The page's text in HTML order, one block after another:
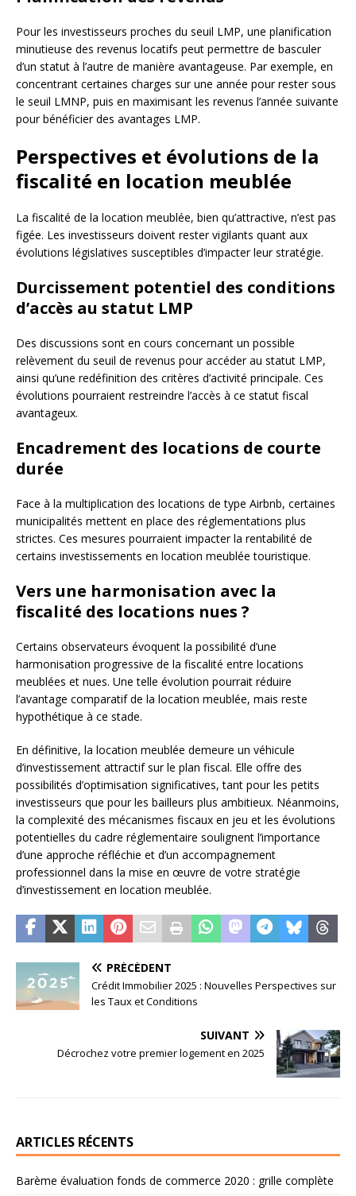
Pour les investisseurs proches du seuil LMP, une planification
minutieuse des revenus locatifs peut permettre de basculer
d’un statut à l’autre de manière avantageuse. Par exemple, en
concentrant certaines charges sur une année pour rester sous
le seuil LMNP, puis en maximisant les revenus l’année suivante
pour bénéficier des avantages LMP.
Perspectives et évolutions de la
fiscalité en location meublée
La fiscalité de la location meublée, bien qu’attractive, n’est pas
figée. Les investisseurs doivent rester vigilants quant aux
évolutions législatives susceptibles d’impacter leur stratégie.
Durcissement potentiel des conditions
d’accès au statut LMP
Des discussions sont en cours concernant un possible
relèvement du seuil de revenus pour accéder au statut LMP,
ainsi qu’une redéfinition des critères d’activité principale. Ces
évolutions pourraient restreindre l’accès à ce statut fiscal
avantageux.
Encadrement des locations de courte
durée
Face à la multiplication des locations de type Airbnb, certaines
municipalités mettent en place des réglementations plus
strictes. Ces mesures pourraient impacter la rentabilité de
certains investissements en location meublée touristique.
Vers une harmonisation avec la
fiscalité des locations nues ?
Certains observateurs évoquent la possibilité d’une
harmonisation progressive de la fiscalité entre locations
meublées et nues. Une telle évolution pourrait réduire
l’avantage comparatif de la location meublée, mais reste
hypothétique à ce stade.
En définitive, la location meublée demeure un véhicule
d’investissement attractif sur le plan fiscal. Elle offre des
possibilités d’optimisation significatives, tant pour les petits
investisseurs que pour les bailleurs plus ambitieux. Néanmoins,
la complexité des mécanismes fiscaux en jeu et les évolutions
potentielles du cadre réglementaire soulignent l’importance
d’une approche réfléchie et d’un accompagnement
professionnel dans la mise en œuvre de votre stratégie
d’investissement en location meublée.
PRÉCÉDENT
Crédit Immobilier 2025 : Nouvelles Perspectives sur
les Taux et Conditions
SUIVANT
Décrochez votre premier logement en 2025
ARTICLES RÉCENTS
Barème évaluation fonds de commerce 2020 : grille complète